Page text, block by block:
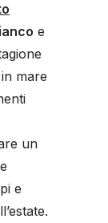
e
mare
un
e